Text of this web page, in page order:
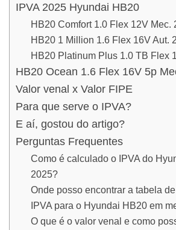
IPVA 2025 Hyundai HB20
HB20 Comfort 1.0 Flex 12V Mec.
HB20 1 Million 1.6 Flex 16V Aut.
HB20 Platinum Plus 1.0 TB Flex
HB20 Ocean 1.6 Flex 16V 5p
Valor venal x Valor FIPE
Para que serve o IPVA?
E aí, gostou do artigo?
Perguntas Frequentes
Como é calculado o IPVA do
2025?
Onde posso encontrar a tabela
IPVA para o Hyundai HB20 em
O que é o valor venal e como